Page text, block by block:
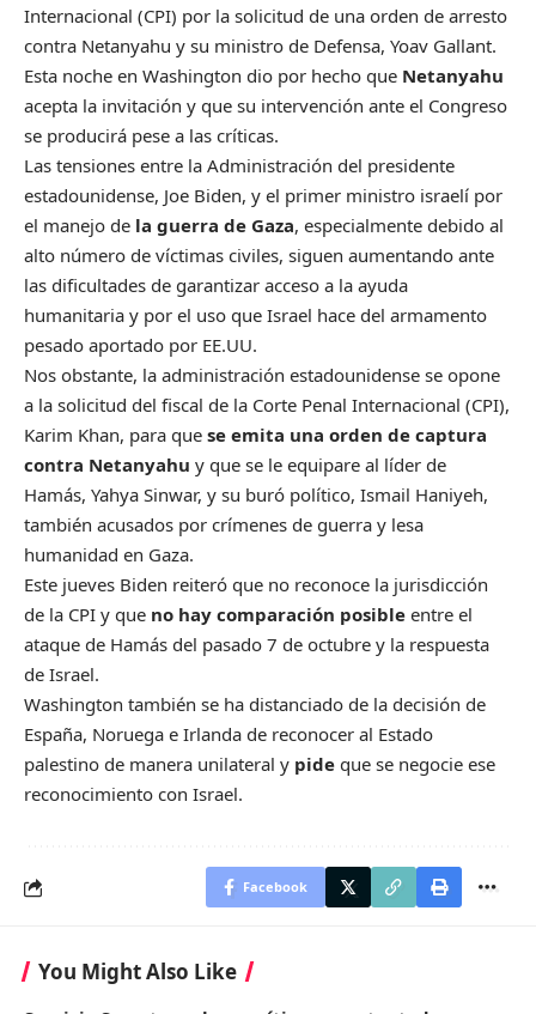
Internacional (CPI) por la solicitud de una orden de arresto
contra Netanyahu y su ministro de Defensa, Yoav Gallant.
Esta noche en Washington dio por hecho que Netanyahu
acepta la invitación y que su intervención ante el Congreso
se producirá pese a las críticas.
Las tensiones entre la Administración del presidente
estadounidense, Joe Biden, y el primer ministro israelí por
el manejo de la guerra de Gaza, especialmente debido al
alto número de víctimas civiles, siguen aumentando ante
las dificultades de garantizar acceso a la ayuda
humanitaria y por el uso que Israel hace del armamento
pesado aportado por EE.UU.
Nos obstante, la administración estadounidense se opone
a la solicitud del fiscal de la Corte Penal Internacional (CPI),
Karim Khan, para que se emita una orden de captura
contra Netanyahu y que se le equipare al líder de
Hamás, Yahya Sinwar, y su buró político, Ismail Haniyeh,
también acusados por crímenes de guerra y lesa
humanidad en Gaza.
Este jueves Biden reiteró que no reconoce la jurisdicción
de la CPI y que no hay comparación posible entre el
ataque de Hamás del pasado 7 de octubre y la respuesta
de Israel.
Washington también se ha distanciado de la decisión de
España, Noruega e Irlanda de reconocer al Estado
palestino de manera unilateral y pide que se negocie ese
reconocimiento con Israel.
Facebook
You Might Also Like